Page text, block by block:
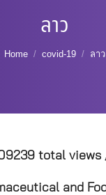
ลาว
You are here:
Home covid-19 ลาว
total views
and